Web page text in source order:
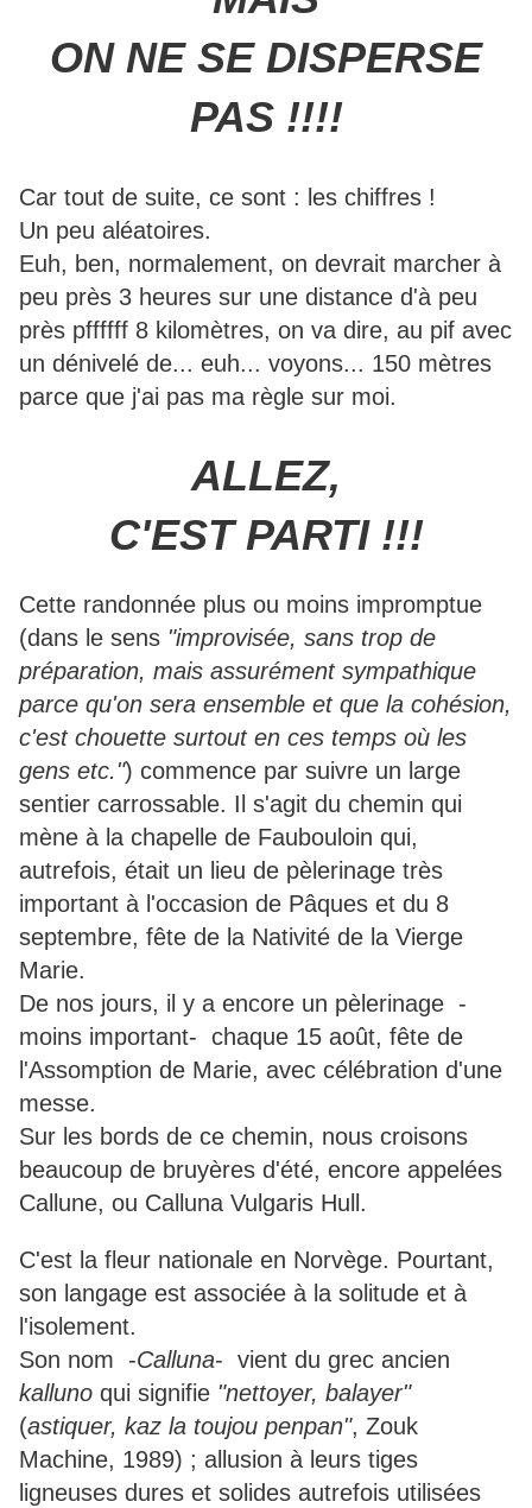
ON NE SE DISPERSE
PAS !!!!
Car tout de suite, ce sont : les chiffres !
Un peu aléatoires.
Euh, ben, normalement, on devrait marcher à
peu près 3 heures sur une distance d'à peu
près pffffff 8 kilomètres, on va dire, au pif avec
un dénivelé de... euh... voyons... 150 mètres
parce que j'ai pas ma règle sur moi.
ALLEZ,
C'EST PARTI !!!
Cette randonnée plus ou moins impromptue
(dans le sens "improvisée, sans trop de
préparation, mais assurément sympathique
parce qu'on sera ensemble et que la cohésion,
c'est chouette surtout en ces temps où les
gens etc.") commence par suivre un large
sentier carrossable. Il s'agit du chemin qui
mène à la chapelle de Faubouloin qui,
autrefois, était un lieu de pèlerinage très
important à l'occasion de Pâques et du 8
septembre, fête de la Nativité de la Vierge
Marie.
De nos jours, il y a encore un pèlerinage -
moins important- chaque 15 août, fête de
l'Assomption de Marie, avec célébration d'une
messe.
Sur les bords de ce chemin, nous croisons
beaucoup de bruyères d'été, encore appelées
Callune, ou Calluna Vulgaris Hull.
C'est la fleur nationale en Norvège. Pourtant,
son langage est associée à la solitude et à
l'isolement.
Son nom -Calluna- vient du grec ancien
kalluno qui signifie "nettoyer, balayer"
(astiquer, kaz la toujou penpan", Zouk
Machine, 1989) ; allusion à leurs tiges
ligneuses dures et solides autrefois utilisées